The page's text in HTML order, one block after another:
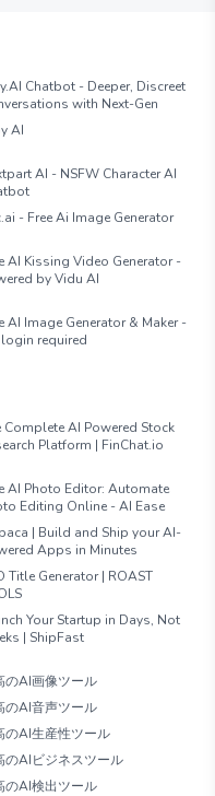
Chatbot - Deeper, Discreet
with Next-Gen
AI
AI - NSFW Character AI
- Free Ai Image Generator
AI Kissing Video Generator -
by Vidu AI
AI Image Generator & Maker -
required
Complete AI Powered Stock
Platform | FinChat.io
AI Photo Editor: Automate
Editing Online - AI Ease
| Build and Ship your AI-
Apps in Minutes
Title Generator | ROAST
Your Startup in Days, Not
| ShipFast
のAI画像ツール
のAI音声ツール
のAI生産性ツール
のAIビジネスツール
のAI検出ツール